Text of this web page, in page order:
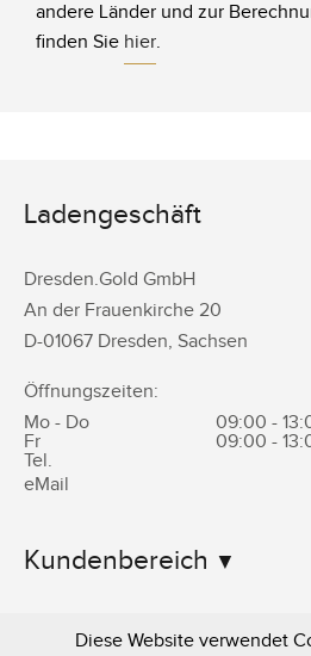
andere Länder und zur
finden Sie hier.
Ladengeschäft
Dresden.Gold GmbH
An der Frauenkirche 20
D-01067 Dresden, Sachsen
Öffnungszeiten:
Mo - Do
09:00 -
Fr
09:00 -
Tel.
eMail
Kundenbereich
Informationen
Diese Website verwendet